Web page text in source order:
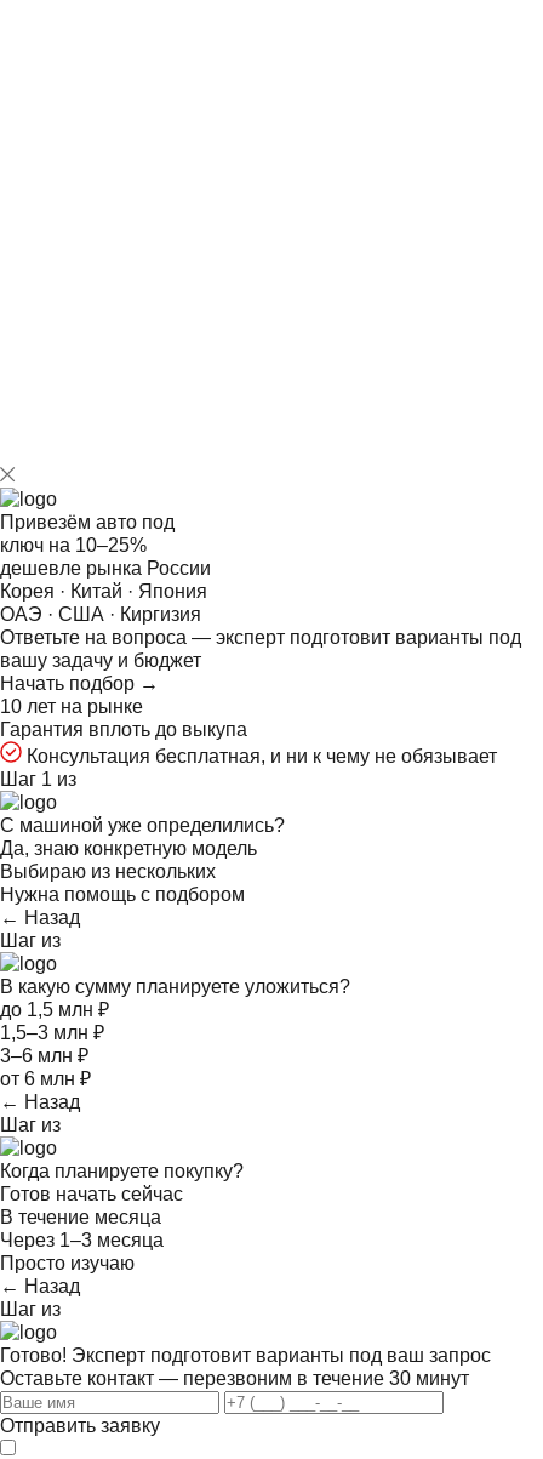
Привезём авто под
ключ на 10–25%
дешевле рынка России
Корея · Китай · Япония
ОАЭ · США · Киргизия
Ответьте на вопроса — эксперт подготовит варианты под
вашу задачу и бюджет
Начать подбор →
10 лет на рынке
Гарантия вплоть до выкупа
Консультация бесплатная, и ни к чему не обязывает
Шаг 1 из
С машиной уже определились?
Да, знаю конкретную модель
Выбираю из нескольких
Нужна помощь с подбором
← Назад
Шаг из
В какую сумму планируете уложиться?
до 1,5 млн ₽
1,5–3 млн ₽
3–6 млн ₽
от 6 млн ₽
← Назад
Шаг из
Когда планируете покупку?
Готов начать сейчас
В течение месяца
Через 1–3 месяца
Просто изучаю
← Назад
Шаг из
Готово! Эксперт подготовит варианты под ваш запрос
Оставьте контакт — перезвоним в течение 30 минут
Отправить заявку